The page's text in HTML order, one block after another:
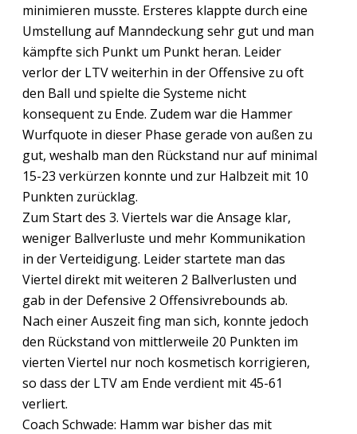
minimieren musste. Ersteres klappte durch eine
Umstellung auf Manndeckung sehr gut und man
kämpfte sich Punkt um Punkt heran. Leider
verlor der LTV weiterhin in der Offensive zu oft
den Ball und spielte die Systeme nicht
konsequent zu Ende. Zudem war die Hammer
Wurfquote in dieser Phase gerade von außen zu
gut, weshalb man den Rückstand nur auf minimal
15-23 verkürzen konnte und zur Halbzeit mit 10
Punkten zurücklag.
Zum Start des 3. Viertels war die Ansage klar,
weniger Ballverluste und mehr Kommunikation
in der Verteidigung. Leider startete man das
Viertel direkt mit weiteren 2 Ballverlusten und
gab in der Defensive 2 Offensivrebounds ab.
Nach einer Auszeit fing man sich, konnte jedoch
den Rückstand von mittlerweile 20 Punkten im
vierten Viertel nur noch kosmetisch korrigieren,
so dass der LTV am Ende verdient mit 45-61
verliert.
Coach Schwade: Hamm war bisher das mit